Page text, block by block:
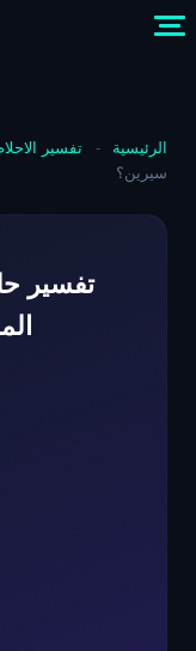
الرئيسية - تفسير
سيرين؟
تفسير